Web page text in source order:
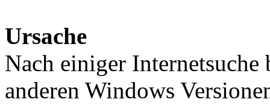
Ursache
Nach einiger
anderen Windows